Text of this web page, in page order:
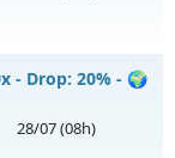
- Drop: 20% - 🌍
28/07(08h)